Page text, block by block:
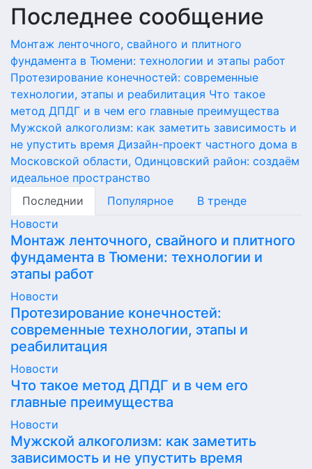
Последнее сообщение
Монтаж ленточного, свайного и плитного
фундамента в Тюмени: технологии и этапы работ
Протезирование конечностей: современные
технологии, этапы и реабилитация Что такое
метод ДПДГ и в чем его главные преимущества
Мужской алкоголизм: как заметить зависимость и
не упустить время Дизайн-проект частного дома в
Московской области, Одинцовский район: создаём
идеальное пространство
Последнии
Популярное
В тренде
Новости
Монтаж ленточного, свайного и плитного
фундамента в Тюмени: технологии и
этапы работ
Новости
Протезирование конечностей:
современные технологии, этапы и
реабилитация
Новости
Что такое метод ДПДГ и в чем его
главные преимущества
Новости
Мужской алкоголизм: как заметить
зависимость и не упустить время